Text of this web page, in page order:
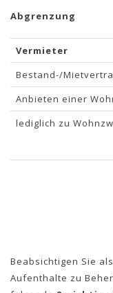
Abgrenzung
Vermieter
Bestand-/
Anbieten einer
lediglich zu
Beabsichtigen Sie
Aufenthalte zu